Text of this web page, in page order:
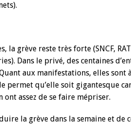
la grève reste très forte (SNCF,
Dans le privé, des centaines
aux manifestations, elles sont
permet qu’elle soit gigantesque
assez de se faire mépriser.
la grève dans la semaine et de